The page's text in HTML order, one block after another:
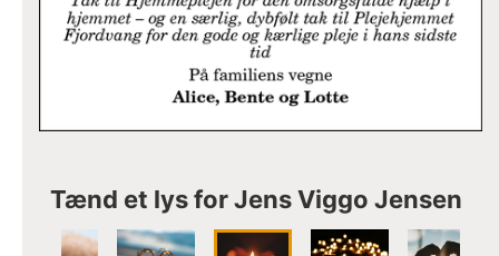
Tænd et lys for Jens Viggo Jensen